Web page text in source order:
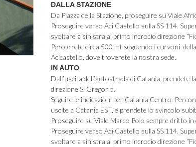
DALLA STAZIONE
Da Piazza della Stazione, proseguire su Viale
Proseguire verso Aci Castello sulla SS 114.
svoltare a sinistra al primo incrocio direzione
Percorrete circa 500 mt seguendo i curvoni
Acicastello, dove troverete la nostra sede.
IN AUTO
Dall’uscita dell’autostrada di Catania, prendete
direzione S. Gregorio.
Seguire le indicazioni per Catania Centro.
uscite a Catania EST, e prendete lo svincolo
Proseguire su Viale Marco Polo sempre dritto in
Proseguire verso Aci Castello sulla SS 114.
svoltare a sinistra al primo incrocio direzione